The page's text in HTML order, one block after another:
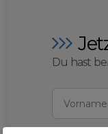
Du hast
Vorname